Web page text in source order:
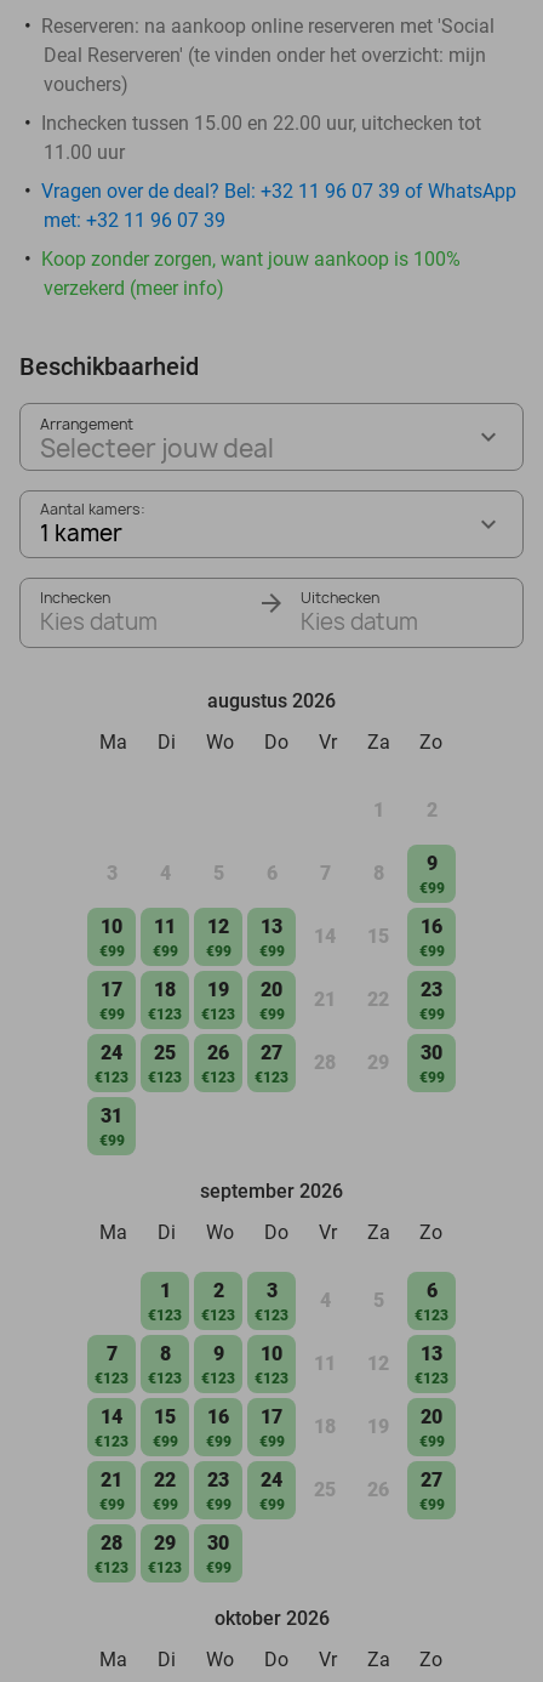
Reserveren: na aankoop online reserveren met 'Social
Deal Reserveren' (te vinden onder het overzicht: mijn
vouchers)
Inchecken tussen 15.00 en 22.00 uur, uitchecken tot
11.00 uur
Vragen over de deal? Bel: +32 11 96 07 39 of WhatsApp
met: +32 11 96 07 39
Koop zonder zorgen, want jouw aankoop is 100%
verzekerd (meer info)
Beschikbaarheid
Arrangement
Selecteer jouw deal
Aantal kamers:
1 kamer
Inchecken
Kies datum
Uitchecken
Kies datum
augustus 2026
Ma
Di Wo Do Vr Za Zo
1 2
3 4 5 6 7 8 9
€99
10
€99
11
€99
12
€99
13
€99
14 15 16
€99
17
€99
18
€123
19
€123
20
€99
21 22 23
€99
24
€123
25
€123
26
€123
27
€123
28 29 30
€99
31
€99
september 2026
Ma
Di Wo Do Vr Za Zo
1
€123
2
€123
3
€123
4 5 6
€123
7
€123
8
€123
9
€123
10
€123
11 12 13
€123
14
€123
15
€99
16
€99
17
€99
18 19 20
€99
21
€99
22
€99
23
€99
24
€99
25 26 27
€99
28
€123
29
€123
30
€99
oktober 2026
Ma
Di Wo Do Vr Za Zo